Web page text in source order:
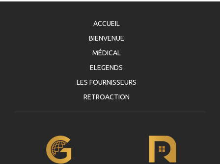
ACCUEIL
BIENVENUE
MÉDICAL
ELEGENDS
LES FOURNISSEURS
RETROACTION